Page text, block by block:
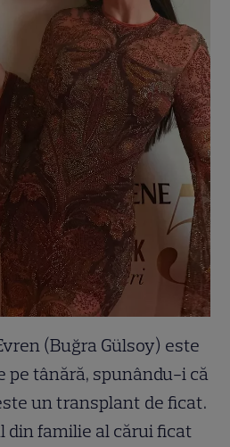
(Buğra Gülsoy) este
pe tânără, spunându-i că
un transplant de ficat.
din familie al cărui ficat